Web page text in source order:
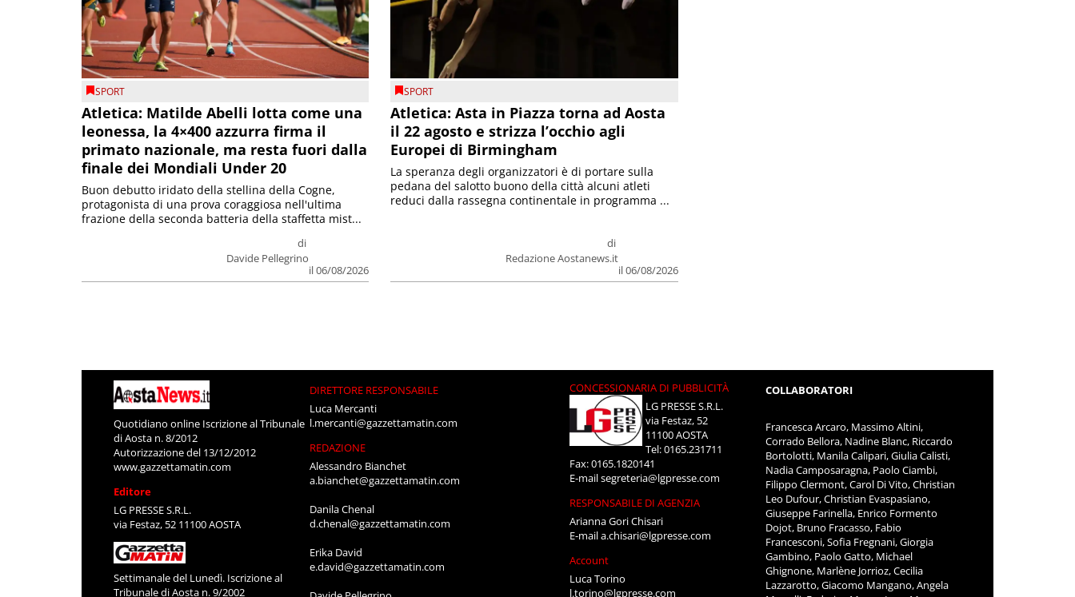
SPORT
Atletica: Matilde Abelli lotta come una
leonessa, la 4×400 azzurra firma il
primato nazionale, ma resta fuori dalla
finale dei Mondiali Under 20
di
Davide Pellegrino
il 06/08/2026
Buon debutto iridato della stellina della Cogne,
protagonista di una prova coraggiosa nell'ultima
frazione della seconda batteria della staffetta mist...
SPORT
Atletica: Asta in Piazza torna ad Aosta
il 22 agosto e strizza l’occhio agli
Europei di Birmingham
di
Redazione Aostanews.it
il 06/08/2026
La speranza degli organizzatori è di portare sulla
pedana del salotto buono della città alcuni atleti
reduci dalla rassegna continentale in programma ...
Quotidiano online Iscrizione al Tribunale
di Aosta n. 8/2012
Autorizzazione del 13/12/2012
www.gazzettamatin.com
Editore
LG PRESSE S.R.L.
via Festaz, 52 11100 AOSTA
Settimanale del Lunedì. Iscrizione al
Tribunale di Aosta n. 9/2002
DIRETTORE RESPONSABILE
Luca Mercanti
l.mercanti@gazzettamatin.com
REDAZIONE
Alessandro Bianchet
a.bianchet@gazzettamatin.com
Danila Chenal
d.chenal@gazzettamatin.com
Erika David
e.david@gazzettamatin.com
CONCESSIONARIA DI PUBBLICITÀ
LG PRESSE S.R.L.
via Festaz, 52
11100 AOSTA
Tel: 0165.231711
Fax: 0165.1820141
E-mailsegreteria@lgpresse.com
RESPONSABILE DI AGENZIA
Arianna Gori Chisari
E-maila.chisari@lgpresse.com
Account
Luca Torino
l.torino@lgpresse.com
COLLABORATORI
Francesca Arcaro, Massimo Altini,
Corrado Bellora, Nadine Blanc, Riccardo
Bortolotti, Manila Calipari, Giulia Calisti,
Nadia Camposaragna, Paolo Ciambi,
Filippo Clermont, Carol Di Vito, Christian
Leo Dufour, Christian Evaspasiano,
Giuseppe Farinella, Enrico Formento
Dojot, Bruno Fracasso, Fabio
Francesconi, Sofia Fregnani, Giorgia
Gambino, Paolo Gatto, Michael
Ghignone, Marlène Jorrioz, Cecilia
Lazzarotto, Giacomo Mangano, Angela